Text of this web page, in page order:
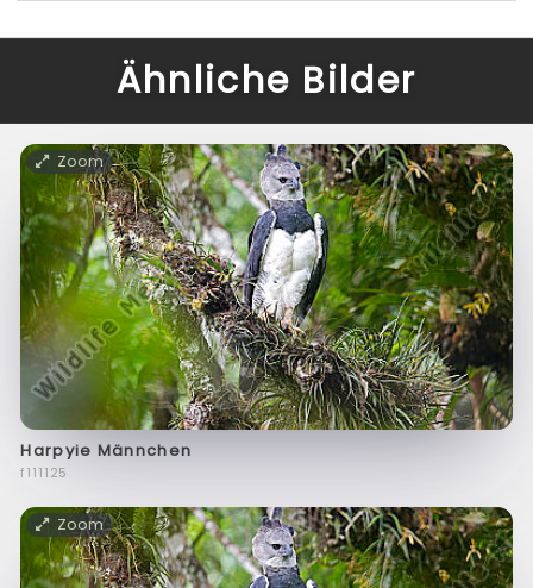
Ähnliche Bilder
Zoom
Harpyie Männchen
f111125
Zoom